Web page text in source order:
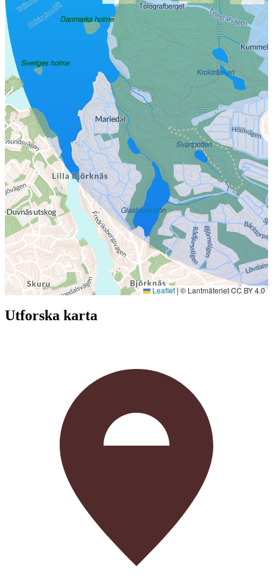
Leaflet | © Lantmäteriet CC BY 4.0
Utforska karta